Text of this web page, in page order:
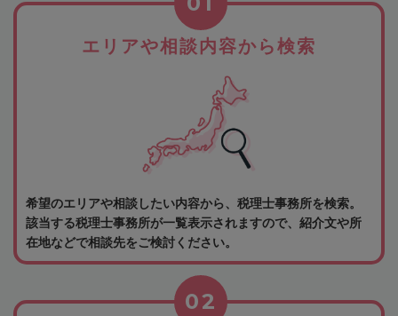
エリアや相談内容から検索
希望のエリアや相談したい内容から、税理士事務所を検索。
該当する税理士事務所が一覧表示されますので、紹介文や所
在地などで相談先をご検討ください。
02